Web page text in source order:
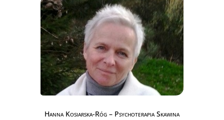
Hanna Kosiarska-Róg – Psychoterapia Skawina